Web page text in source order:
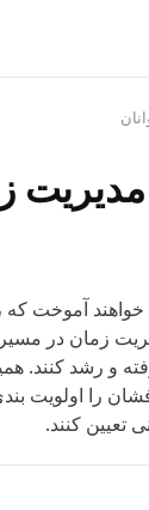
آموخت که
زمان در
و رشد کنند.
را اولویت
تعیین کنند.